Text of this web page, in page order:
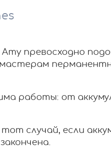
превосходно
работы: от
случай, если